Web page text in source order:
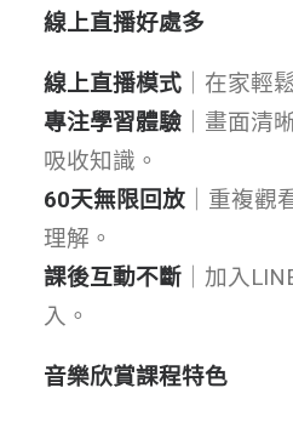
線上直播好處多
線上直播模式 ｜在家輕
專注學習體驗 ｜畫面清
吸收知識。
60天無限回放 ｜重複觀
理解。
課後互動不斷 ｜加入
入。
音樂欣賞課程特色